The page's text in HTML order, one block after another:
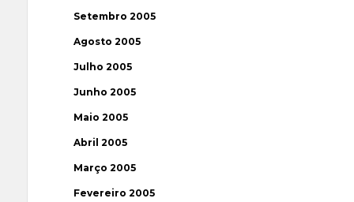
Setembro 2005
Agosto 2005
Julho 2005
Junho 2005
Maio 2005
Abril 2005
Março 2005
Fevereiro 2005